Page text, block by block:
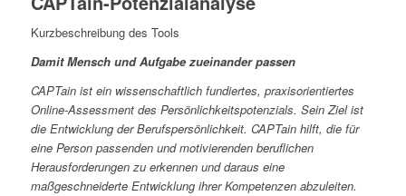
Kurzbeschreibung des Tools
Damit Mensch und Aufgabe zueinander passen
CAPTain ist ein wissenschaftlich fundiertes, praxisorientiertes
Online-Assessment des Persönlichkeitspotenzials. Sein Ziel ist
die Entwicklung der Berufspersönlichkeit. CAPTain hilft, die für
eine Person passenden und motivierenden beruflichen
Herausforderungen zu erkennen und daraus eine
maßgeschneiderte Entwicklung ihrer Kompetenzen abzuleiten.